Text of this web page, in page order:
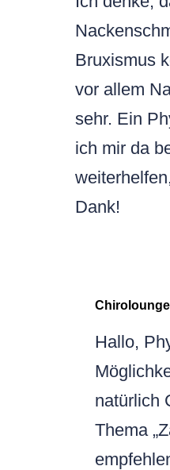
Bruxismus
vor allem
sehr. Ein
ich mir da
Dank!
Chirolounge
Hallo,
natürlich
Thema